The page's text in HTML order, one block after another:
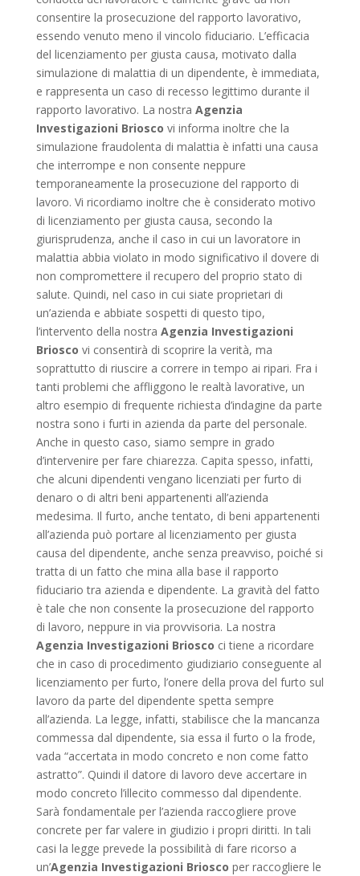
consentire la prosecuzione del rapporto lavorativo,
essendo venuto meno il vincolo fiduciario. L’efficacia
del licenziamento per giusta causa, motivato dalla
simulazione di malattia di un dipendente, è immediata,
e rappresenta un caso di recesso legittimo durante il
rapporto lavorativo. La nostra Agenzia
Investigazioni Briosco vi informa inoltre che la
simulazione fraudolenta di malattia è infatti una causa
che interrompe e non consente neppure
temporaneamente la prosecuzione del rapporto di
lavoro. Vi ricordiamo inoltre che è considerato motivo
di licenziamento per giusta causa, secondo la
giurisprudenza, anche il caso in cui un lavoratore in
malattia abbia violato in modo significativo il dovere di
non compromettere il recupero del proprio stato di
salute. Quindi, nel caso in cui siate proprietari di
un’azienda e abbiate sospetti di questo tipo,
l’intervento della nostra Agenzia Investigazioni
Briosco vi consentirà di scoprire la verità, ma
soprattutto di riuscire a correre in tempo ai ripari. Fra i
tanti problemi che affliggono le realtà lavorative, un
altro esempio di frequente richiesta d’indagine da parte
nostra sono i furti in azienda da parte del personale.
Anche in questo caso, siamo sempre in grado
d’intervenire per fare chiarezza. Capita spesso, infatti,
che alcuni dipendenti vengano licenziati per furto di
denaro o di altri beni appartenenti all’azienda
medesima. Il furto, anche tentato, di beni appartenenti
all’azienda può portare al licenziamento per giusta
causa del dipendente, anche senza preavviso, poiché si
tratta di un fatto che mina alla base il rapporto
fiduciario tra azienda e dipendente. La gravità del fatto
è tale che non consente la prosecuzione del rapporto
di lavoro, neppure in via provvisoria. La nostra
Agenzia Investigazioni Briosco ci tiene a ricordare
che in caso di procedimento giudiziario conseguente al
licenziamento per furto, l’onere della prova del furto sul
lavoro da parte del dipendente spetta sempre
all’azienda. La legge, infatti, stabilisce che la mancanza
commessa dal dipendente, sia essa il furto o la frode,
vada “accertata in modo concreto e non come fatto
astratto”. Quindi il datore di lavoro deve accertare in
modo concreto l’illecito commesso dal dipendente.
Sarà fondamentale per l’azienda raccogliere prove
concrete per far valere in giudizio i propri diritti. In tali
casi la legge prevede la possibilità di fare ricorso a
un’Agenzia Investigazioni Briosco per raccogliere le